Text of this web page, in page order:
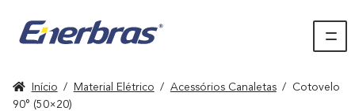
Início / Material Elétrico / Acessórios Canaletas /
Cotovelo
90° (50×20)